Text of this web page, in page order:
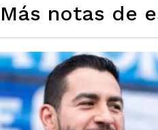
Más notas de